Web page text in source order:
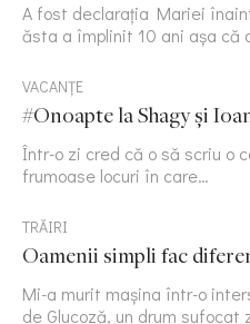
A fost declarația Mariei
ăsta a împlinit 10 ani așa că
VACANȚE
#Onoapte la Shagy și
Într-o zi cred că o să scriu o
frumoase locuri în care…
TRĂIRI
Oamenii simpli fac
Mi-a murit mașina într-o
de Glucoză, un drum